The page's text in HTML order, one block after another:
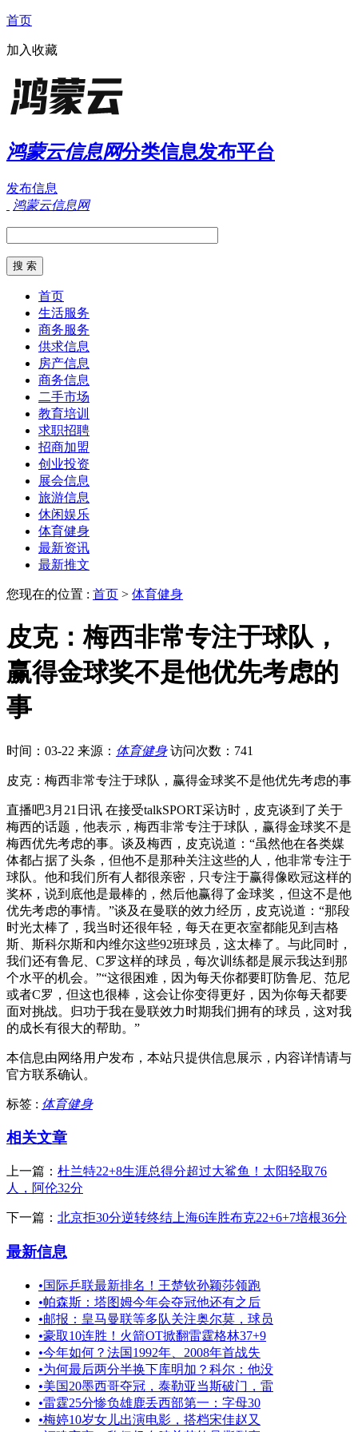
首页
加入收藏
鸿蒙云信息网分类信息发布平台
发布信息
鸿蒙云信息网
首页
生活服务
商务服务
供求信息
房产信息
商务信息
二手市场
教育培训
求职招聘
招商加盟
创业投资
展会信息
旅游信息
休闲娱乐
体育健身
最新资讯
最新推文
您现在的位置 : 首页 > 体育健身
皮克：梅西非常专注于球队，
赢得金球奖不是他优先考虑的
事
时间：03-22 来源： 体育健身 访问次数：741
皮克：梅西非常专注于球队，赢得金球奖不是他优先考虑的事
直播吧3月21日讯 在接受talkSPORT采访时，皮克谈到了关于
梅西的话题，他表示，梅西非常专注于球队，赢得金球奖不是
梅西优先考虑的事。谈及梅西，皮克说道：“虽然他在各类媒
体都占据了头条，但他不是那种关注这些的人，他非常专注于
球队。他和我们所有人都很亲密，只专注于赢得像欧冠这样的
奖杯，说到底他是最棒的，然后他赢得了金球奖，但这不是他
优先考虑的事情。”谈及在曼联的效力经历，皮克说道：“那段
时光太棒了，我当时还很年轻，每天在更衣室都能见到吉格
斯、斯科尔斯和内维尔这些92班球员，这太棒了。与此同时，
我们还有鲁尼、C罗这样的球员，每次训练都是展示我达到那
个水平的机会。”“这很困难，因为每天你都要盯防鲁尼、范尼
或者C罗，但这也很棒，这会让你变得更好，因为你每天都要
面对挑战。归功于我在曼联效力时期我们拥有的球员，这对我
的成长有很大的帮助。”
本信息由网络用户发布， 本站只提供信息展示，内容详情请与
官方联系确认。
标签 : 体育健身
相关文章
上一篇： 杜兰特22+8生涯总得分超过大鲨鱼！太阳轻取76
人，阿伦32分
下一篇： 北京拒30分逆转终结上海6连胜布克22+6+7培根36分
最新信息
•国际乒联最新排名！王楚钦孙颖莎领跑
•帕森斯：塔图姆今年会夺冠他还有之后
•邮报：皇马曼联等多队关注奥尔莫，球员
•豪取10连胜！火箭OT掀翻雷霆格林37+9
•今年如何？法国1992年、2008年首战失
•为何最后两分半换下库明加？科尔：他没
•美国20墨西哥夺冠，泰勒亚当斯破门，雷
•雷霆25分惨负雄鹿丢西部第一：字母30
•梅婷10岁女儿出演电影，搭档宋佳赵又